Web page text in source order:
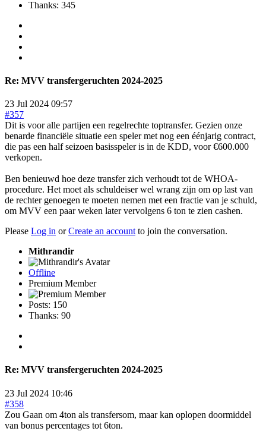
Thanks: 345
Re: MVV transfergeruchten 2024-2025
23 Jul 2024 09:57
#357
Dit is voor alle partijen een regelrechte toptransfer. Gezien onze
benarde financiële situatie een speler met nog een éénjarig contract,
die pas een half seizoen basisspeler is in de KDD, voor €600.000
verkopen.
Ben benieuwd hoe deze transfer zich verhoudt tot de WHOA-
procedure. Het moet als schuldeiser wel wrang zijn om op last van
de rechter genoegen te moeten nemen met een fractie van je schuld,
om MVV een paar weken later vervolgens 6 ton te zien cashen.
Please Log in orCreate an account to join the conversation.
Mithrandir
Offline
Premium Member
Posts: 150
Thanks: 90
Re: MVV transfergeruchten 2024-2025
23 Jul 2024 10:46
#358
Zou Gaan om 4ton als transfersom, maar kan oplopen doormiddel
van bonus percentages tot 6ton.